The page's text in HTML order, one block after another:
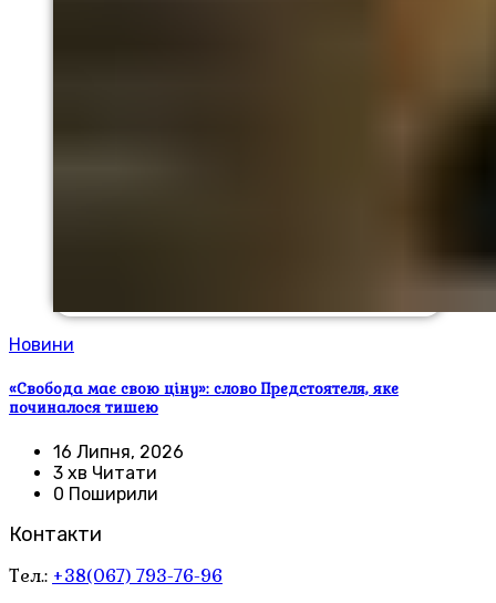
Новини
«Свобода має свою ціну»: слово Предстоятеля, яке
починалося тишею
16 Липня, 2026
3 хв Читати
0 Поширили
Контакти
Тел.: +38(067) 793-76-96